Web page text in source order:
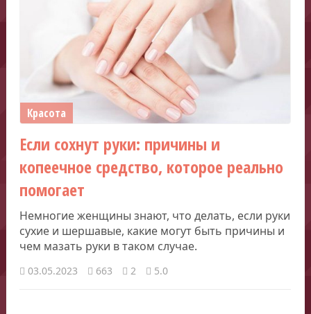
Красота
Если сохнут руки: причины и
копеечное средство, которое реально
помогает
Немногие женщины знают, что делать, если руки
сухие и шершавые, какие могут быть причины и
чем мазать руки в таком случае.
03.05.2023 663 2 5.0